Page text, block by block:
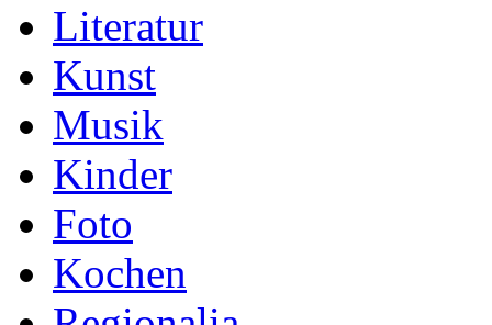
Literatur
Kunst
Musik
Kinder
Foto
Kochen